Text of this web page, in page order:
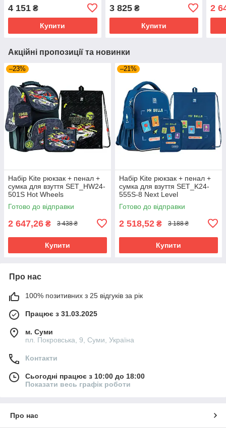
4 151 ₴
Купити
3 825₴
Купити
2
Акційні пропозиції та новинки
–23%
Набір Kite рюкзак + пенал +
сумка для взуття SET_HW24-
501S Hot Wheels
Готово до відправки
2 647,26 ₴ 3 438 ₴
Купити
–21%
Набір Kite рюкзак + пенал +
сумка для взуття SET_K24-
555S-8 Next Level
Готово до відправки
2 518,52 ₴ 3 188 ₴
Купити
Про нас
100% позитивних з 25 відгуків за рік
Працює з 31.03.2025
м. Суми
пл. Покровська, 9, Суми, Україна
Контакти
Сьогодні працює з 10:00 до 18:00
Показати весь графік роботи
Про нас